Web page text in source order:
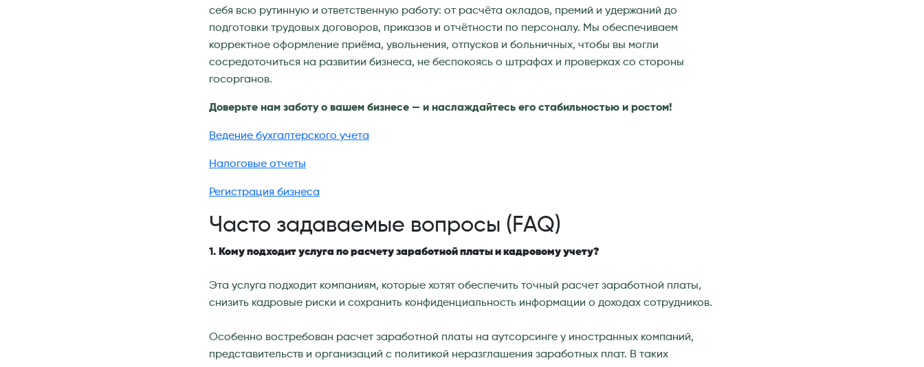
себя всю рутинную и ответственную работу: от расчёта окладов, премий и удержаний до
подготовки трудовых договоров, приказов и отчётности по персоналу. Мы обеспечиваем
корректное оформление приёма, увольнения, отпусков и больничных, чтобы вы могли
сосредоточиться на развитии бизнеса, не беспокоясь о штрафах и проверках со стороны
госорганов.
Доверьте нам заботу о вашем бизнесе — и наслаждайтесь его стабильностью и ростом!
Ведение бухгалтерского учета
Налоговые отчеты
Регистрация бизнеса
Часто задаваемые вопросы (FAQ)
1. Кому подходит услуга по расчету заработной платы и кадровому учету?
Эта услуга подходит компаниям, которые хотят обеспечить точный расчет заработной платы,
снизить кадровые риски и сохранить конфиденциальность информации о доходах сотрудников.
Особенно востребован расчет заработной платы на аутсорсинге у иностранных компаний,
представительств и организаций с политикой неразглашения заработных плат. В таких